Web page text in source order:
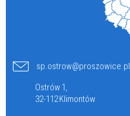
sp.ostrow@proszowice.pl
Ostrów 1,
32-112 Klimontów